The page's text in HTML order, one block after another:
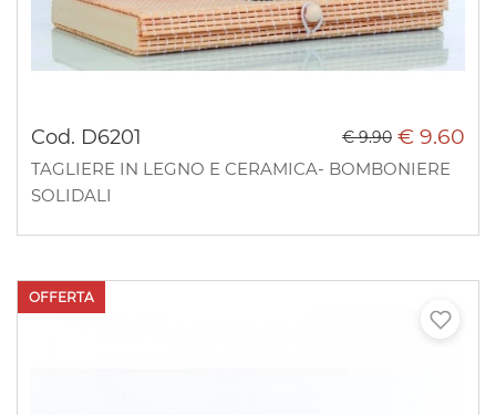
Cod. D6201 € 9.60
€ 9.90
TAGLIERE IN LEGNO E CERAMICA- BOMBONIERE
SOLIDALI